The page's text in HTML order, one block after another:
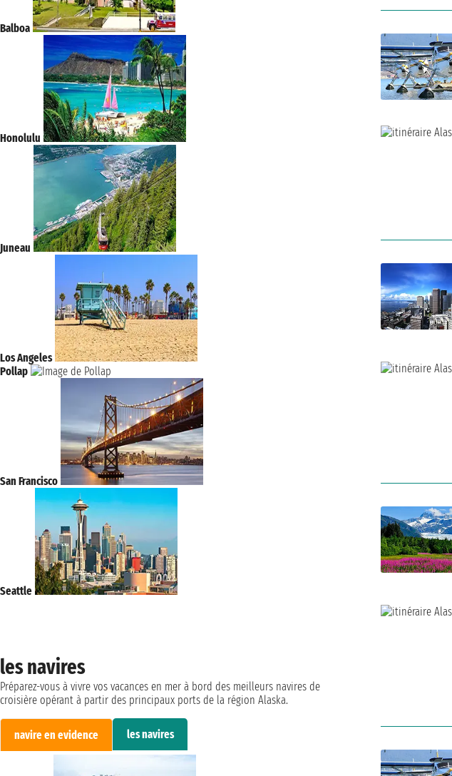
Balboa
Honolulu
Juneau
Los Angeles
Pollap
San Francisco
Seattle
les navires
Préparez-vous à vivre vos vacances en mer à bord des meilleurs navires de
croisière opérant à partir des principaux ports de la région Alaska.
navire en evidence les navires